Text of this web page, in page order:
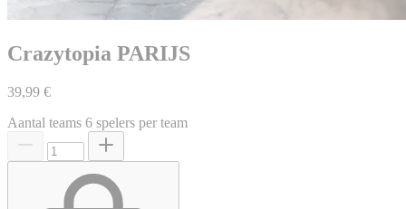
Crazytopia PARIJS
39,99 €
Aantal teams 6 spelers per team